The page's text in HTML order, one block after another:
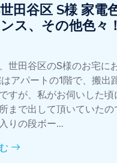
田谷区 S様 家電
ス、その他色々
世田谷区のS様のお宅に
アパートの1階で、搬出
すが、私がお伺いした頃
まで出して頂いていたの
りの段ボー...